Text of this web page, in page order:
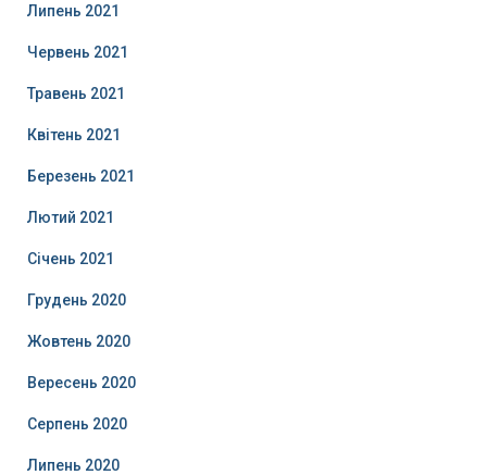
Липень 2021
Червень 2021
Травень 2021
Квітень 2021
Березень 2021
Лютий 2021
Січень 2021
Грудень 2020
Жовтень 2020
Вересень 2020
Серпень 2020
Липень 2020